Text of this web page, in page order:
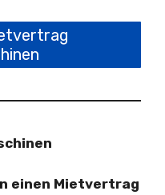
einen Mietvertrag